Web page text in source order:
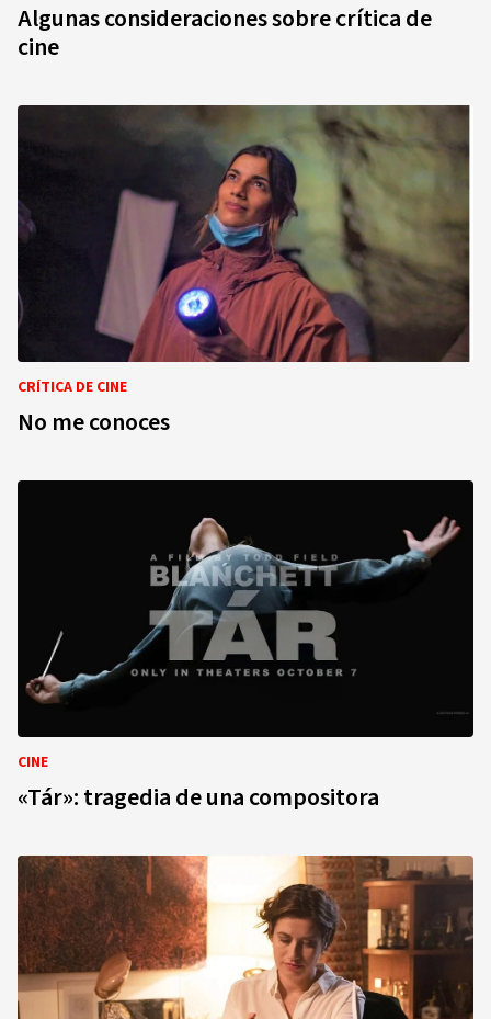
Algunas consideraciones sobre crítica de
cine
CRÍTICA DE CINE
No me conoces
CINE
«Tár»: tragedia de una compositora